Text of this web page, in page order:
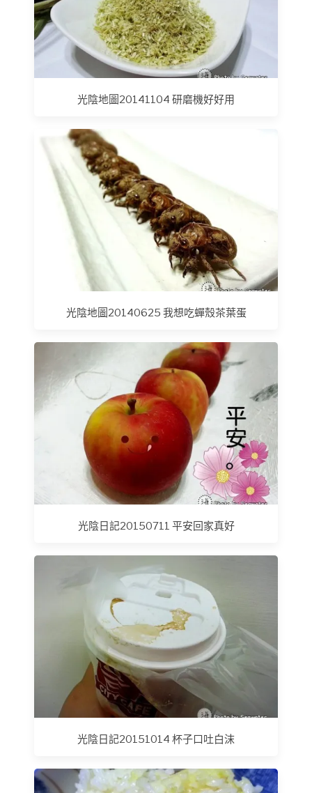
光陰地圖20141104 研磨機好好用
光陰地圖20140625 我想吃蟬殼茶葉蛋
光陰日記20150711 平安回家真好
光陰日記20151014 杯子口吐白沫